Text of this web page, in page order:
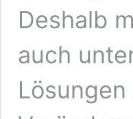
Deshalb
auch